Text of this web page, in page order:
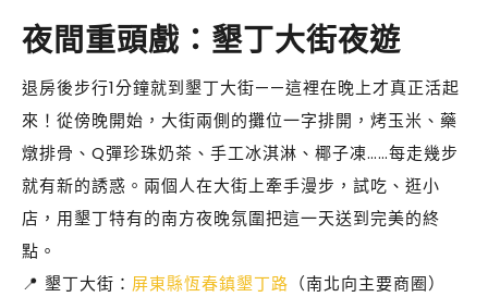
夜間重頭戲：墾丁大街夜遊
退房後步行1分鐘就到墾丁大街——這裡在晚上才真正活起
來！從傍晚開始，大街兩側的攤位一字排開，烤玉米、藥
燉排骨、Q彈珍珠奶茶、手工冰淇淋、椰子凍……每走幾步
就有新的誘惑。兩個人在大街上牽手漫步，試吃、逛小
店，用墾丁特有的南方夜晚氛圍把這一天送到完美的終
點。
📍 墾丁大街： 屏東縣恆春鎮墾丁路 （南北向主要商圈）